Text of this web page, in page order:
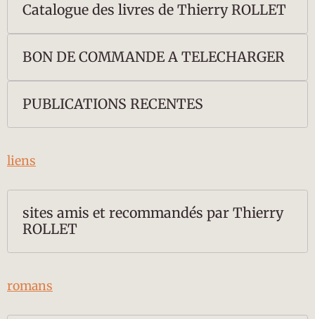
Catalogue des livres de Thierry ROLLET
BON DE COMMANDE A TELECHARGER
PUBLICATIONS RECENTES
liens
sites amis et recommandés par Thierry
ROLLET
romans